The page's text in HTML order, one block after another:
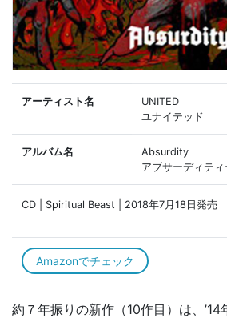
アーティスト名
UNITED
ユナイテッド
アルバム名
Absurdity
アブサーディティ
CD | Spiritual Beast | 2018年7月18日発売
Amazonでチェック
約７年振りの新作（10作目）は、